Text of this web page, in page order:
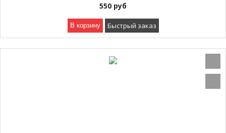
550 руб
В корзину Быстрый заказ